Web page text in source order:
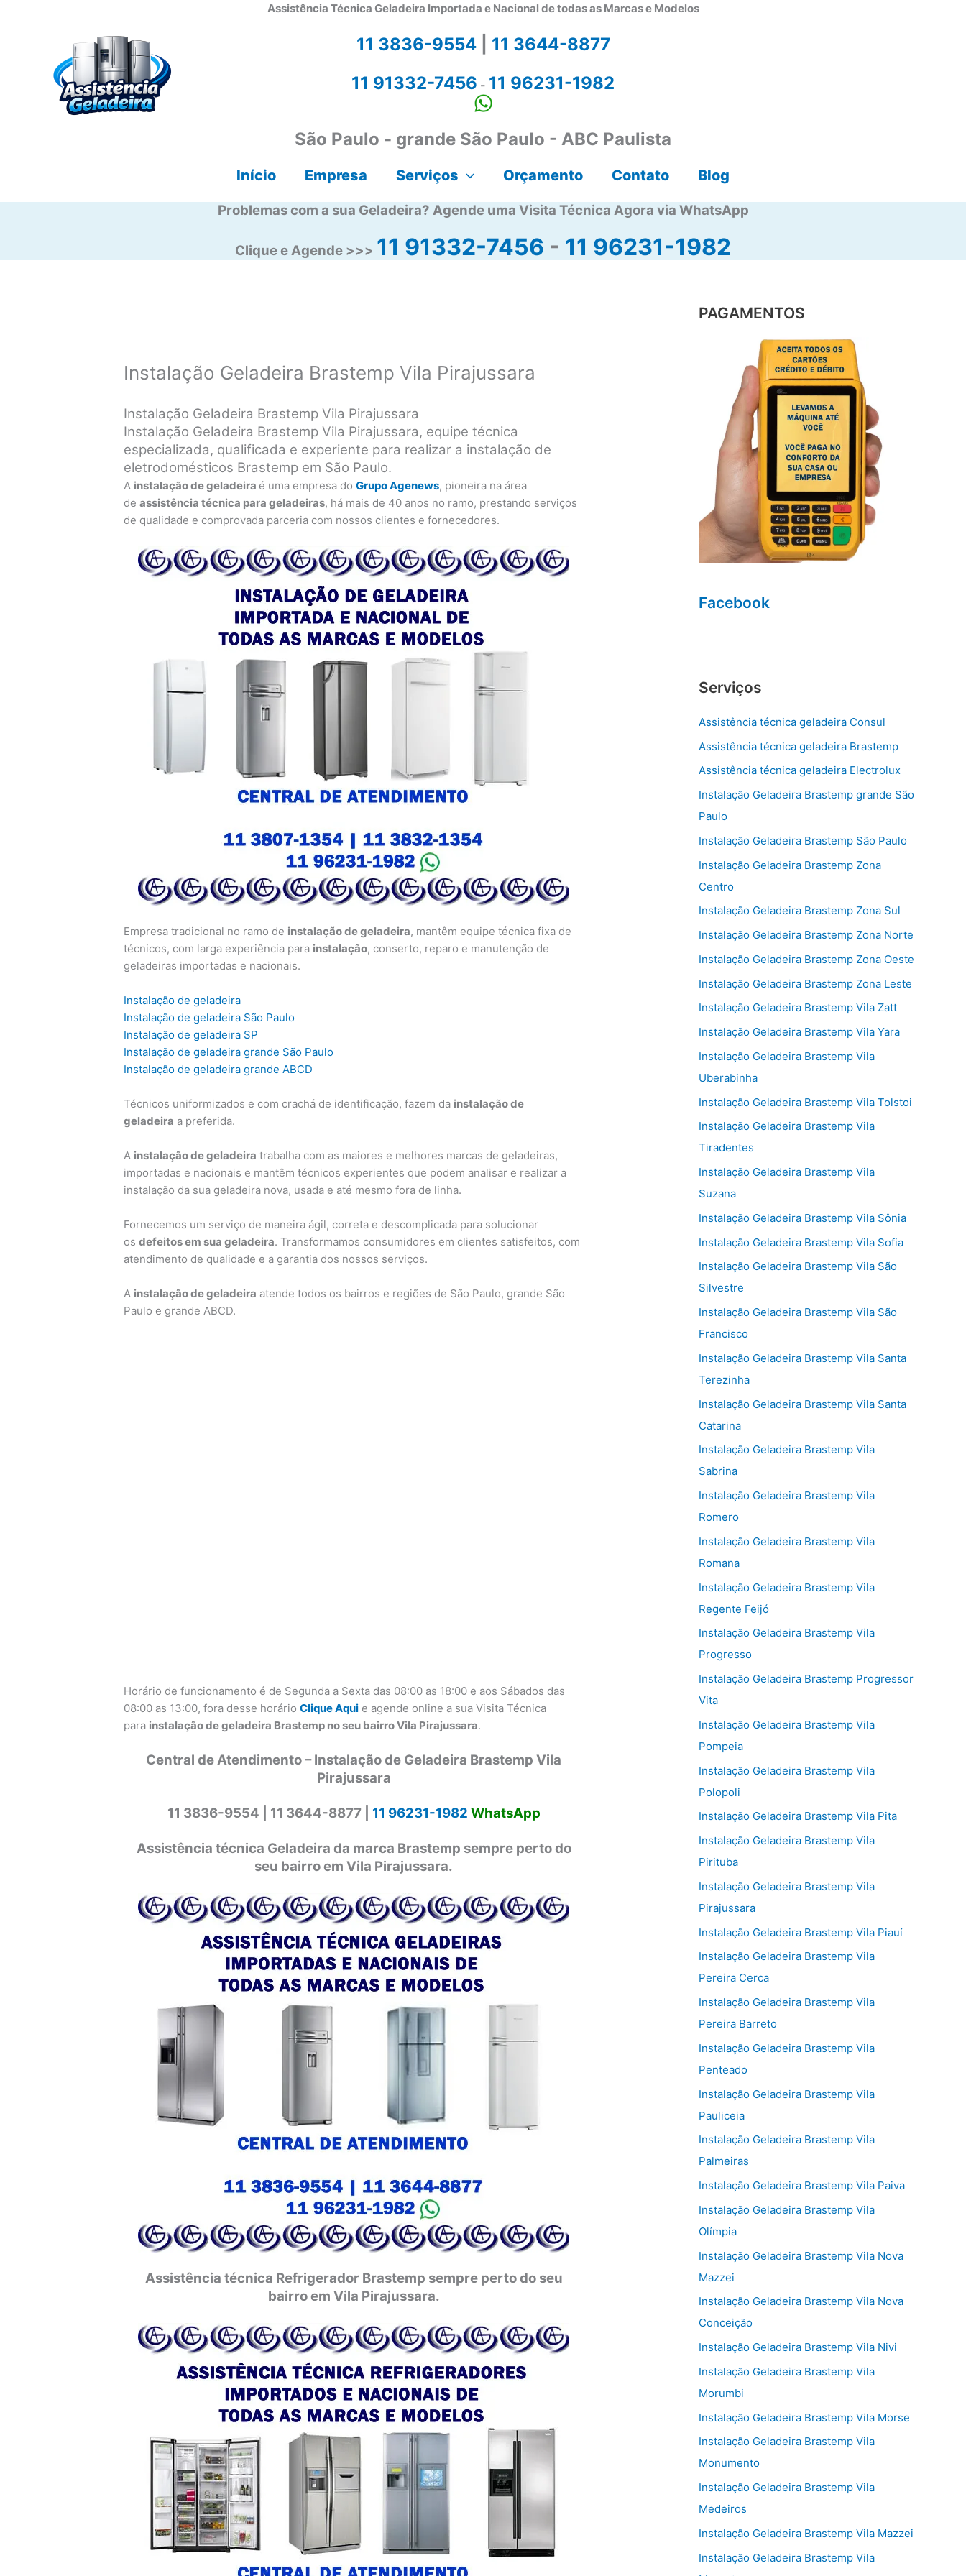
Assistência Técnica Geladeira Importada e Nacional de todas as Marcas e Modelos
11 3836-9554| 11 3644-8877
11 91332-7456 - 11 96231-1982
São Paulo - grande São Paulo - ABC Paulista
Início Empresa Serviços Orçamento Contato Blog
Problemas com a sua Geladeira? Agende uma Visita Técnica Agora via WhatsApp
Clique e Agende >>> 11 91332-7456 - 11 96231-1982
Instalação Geladeira Brastemp Vila Pirajussara
Instalação Geladeira Brastemp Vila Pirajussara
Instalação Geladeira Brastemp Vila Pirajussara, equipe técnica
especializada, qualificada e experiente para realizar a instalação de
eletrodomésticos Brastemp em São Paulo.
A instalação de geladeira é uma empresa doGrupo Agenews, pioneira na área
deassistência técnica para geladeiras, há mais de 40 anos no ramo, prestando serviços
de qualidade e comprovada parceria com nossos clientes e fornecedores.
Empresa tradicional no ramo de instalação de geladeira, mantêm equipe técnica fixa de
técnicos, com larga experiência para instalação, conserto, reparo e manutenção de
geladeiras importadas e nacionais.
Instalação de geladeira
Instalação de geladeira São Paulo
Instalação de geladeira SP
Instalação de geladeira grande São Paulo
Instalação de geladeira grande ABCD
Técnicos uniformizados e com crachá de identificação, fazem da instalação de
geladeira a preferida.
A instalação de geladeira trabalha com as maiores e melhores marcas de geladeiras,
importadas e nacionais e mantêm técnicos experientes que podem analisar e realizar a
instalação da sua geladeira nova, usada e até mesmo fora de linha.
Fornecemos um serviço de maneira ágil, correta e descomplicada para solucionar
osdefeitos em sua geladeira. Transformamos consumidores em clientes satisfeitos, com
atendimento de qualidade e a garantia dos nossos serviços.
A instalação de geladeira atende todos os bairros e regiões de São Paulo, grande São
Paulo e grande ABCD.
Horário de funcionamento é de Segunda a Sexta das 08:00 as 18:00 e aos Sábados das
08:00 as 13:00, fora desse horárioClique Aqui e agende online a sua Visita Técnica
para instalação de geladeira Brastemp no seu bairro Vila Pirajussara.
Central de Atendimento – Instalação de Geladeira Brastemp Vila
Pirajussara
11 3836-9554 | 11 3644-8877 | 11 96231-1982 WhatsApp
Assistência técnica Geladeira da marca Brastemp sempre perto do
seu bairro em Vila Pirajussara.
Assistência técnica Refrigerador Brastemp sempre perto do seu
bairro em Vila Pirajussara.
PAGAMENTOS
Facebook
Serviços
Assistência técnica geladeira Consul
Assistência técnica geladeira Brastemp
Assistência técnica geladeira Electrolux
Instalação Geladeira Brastemp grande São
Paulo
Instalação Geladeira Brastemp São Paulo
Instalação Geladeira Brastemp Zona
Centro
Instalação Geladeira Brastemp Zona Sul
Instalação Geladeira Brastemp Zona Norte
Instalação Geladeira Brastemp Zona Oeste
Instalação Geladeira Brastemp Zona Leste
Instalação Geladeira Brastemp Vila Zatt
Instalação Geladeira Brastemp Vila Yara
Instalação Geladeira Brastemp Vila
Uberabinha
Instalação Geladeira Brastemp Vila Tolstoi
Instalação Geladeira Brastemp Vila
Tiradentes
Instalação Geladeira Brastemp Vila
Suzana
Instalação Geladeira Brastemp Vila Sônia
Instalação Geladeira Brastemp Vila Sofia
Instalação Geladeira Brastemp Vila São
Silvestre
Instalação Geladeira Brastemp Vila São
Francisco
Instalação Geladeira Brastemp Vila Santa
Terezinha
Instalação Geladeira Brastemp Vila Santa
Catarina
Instalação Geladeira Brastemp Vila
Sabrina
Instalação Geladeira Brastemp Vila
Romero
Instalação Geladeira Brastemp Vila
Romana
Instalação Geladeira Brastemp Vila
Regente Feijó
Instalação Geladeira Brastemp Vila
Progresso
Instalação Geladeira Brastemp Progressor
Vita
Instalação Geladeira Brastemp Vila
Pompeia
Instalação Geladeira Brastemp Vila
Polopoli
Instalação Geladeira Brastemp Vila Pita
Instalação Geladeira Brastemp Vila
Pirituba
Instalação Geladeira Brastemp Vila
Pirajussara
Instalação Geladeira Brastemp Vila Piauí
Instalação Geladeira Brastemp Vila
Pereira Cerca
Instalação Geladeira Brastemp Vila
Pereira Barreto
Instalação Geladeira Brastemp Vila
Penteado
Instalação Geladeira Brastemp Vila
Pauliceia
Instalação Geladeira Brastemp Vila
Palmeiras
Instalação Geladeira Brastemp Vila Paiva
Instalação Geladeira Brastemp Vila
Olímpia
Instalação Geladeira Brastemp Vila Nova
Mazzei
Instalação Geladeira Brastemp Vila Nova
Conceição
Instalação Geladeira Brastemp Vila Nivi
Instalação Geladeira Brastemp Vila
Morumbi
Instalação Geladeira Brastemp Vila Morse
Instalação Geladeira Brastemp Vila
Monumento
Instalação Geladeira Brastemp Vila
Medeiros
Instalação Geladeira Brastemp Vila Mazzei
Instalação Geladeira Brastemp Vila